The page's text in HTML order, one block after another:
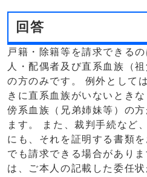
回答
戸籍・除籍等を請求できる
人・配偶者及び直系血族（
の方のみです。 例外として
きに直系血族がいないとき
傍系血族（兄弟姉妹等）の
ます。 また、裁判手続など
にも、それを証明する書類
でも請求できる場合があり
は、ご本人の記載した委任